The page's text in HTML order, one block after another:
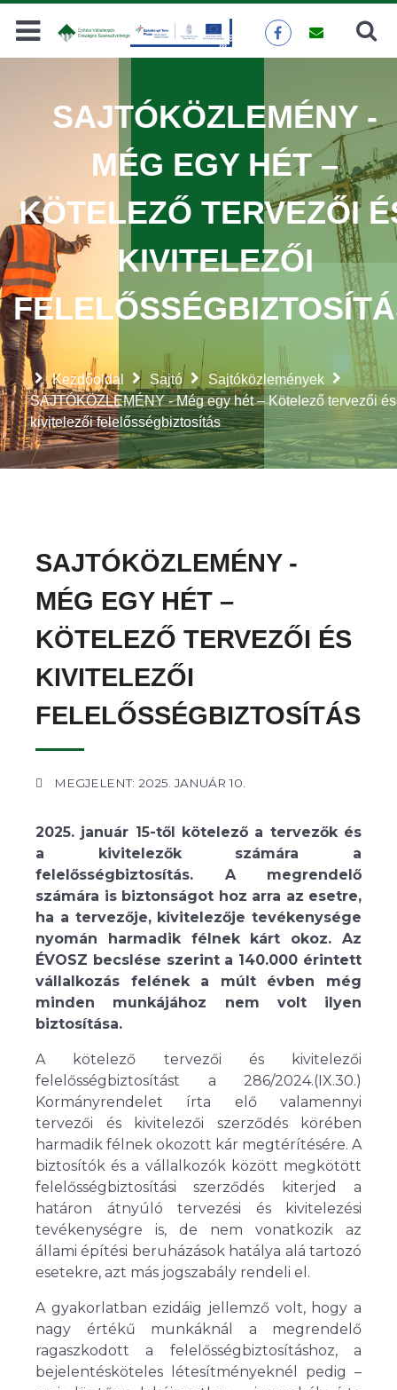
Keresés
Kezdőoldal Sajtó
Sajtóközlemények
SAJTÓKÖZLEMÉNY - Még egy hét – Kötelező tervezői és
kivitelezői felelősségbiztosítás
SAJTÓKÖZLEMÉNY -
MÉG EGY HÉT –
KÖTELEZŐ TERVEZŐI
KIVITELEZŐI
SAJTÓKÖZLEMÉNY -
MÉG EGY HÉT –
KÖTELEZŐ TERVEZŐI ÉS
KIVITELEZŐI
FELELŐSSÉGBIZTOSÍTÁS
MEGJELENT: 2025. JANUÁR 10.
2025. január 15-től kötelező a tervezők és
a kivitelezők számára a
felelősségbiztosítás. A megrendelő
számára is biztonságot hoz arra az esetre,
ha a tervezője, kivitelezője tevékenysége
nyomán harmadik félnek kárt okoz. Az
ÉVOSZ becslése szerint a 140.000 érintett
vállalkozás felének a múlt évben még
minden munkájához nem volt ilyen
biztosítása.
A kötelező tervezői és kivitelezői
felelősségbiztosítást a 286/2024.(IX.30.)
Kormányrendelet írta elő valamennyi
tervezői és kivitelezői szerződés körében
harmadik félnek okozott kár megtérítésére. A
biztosítók és a vállalkozók között megkötött
felelősségbiztosítási szerződés kiterjed a
határon átnyúló tervezési és kivitelezési
tevékenységre is, de nem vonatkozik az
állami építési beruházások hatálya alá tartozó
esetekre, azt más jogszabály rendeli el.
A gyakorlatban ezidáig jellemző volt, hogy a
nagy értékű munkáknál a megrendelő
ragaszkodott a felelősségbiztosításhoz, a
bejelentésköteles létesítményeknél pedig –